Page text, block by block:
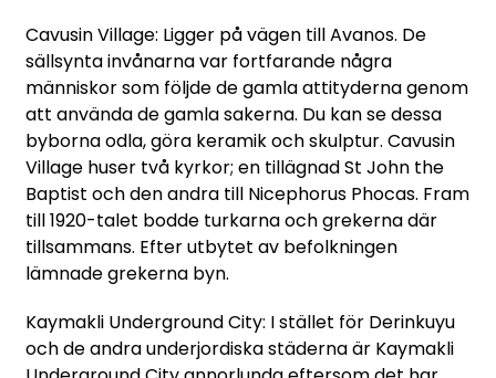
Cavusin Village: Ligger på vägen till Avanos. De
sällsynta invånarna var fortfarande några
människor som följde de gamla attityderna genom
att använda de gamla sakerna. Du kan se dessa
byborna odla, göra keramik och skulptur. Cavusin
Village huser två kyrkor; en tillägnad St John the
Baptist och den andra till Nicephorus Phocas. Fram
till 1920-talet bodde turkarna och grekerna där
tillsammans. Efter utbytet av befolkningen
lämnade grekerna byn.
Kaymakli Underground City: I stället för Derinkuyu
och de andra underjordiska städerna är Kaymakli